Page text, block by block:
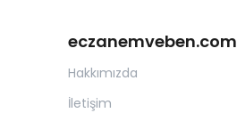
eczanemveben.com
Hakkımızda
İletişim